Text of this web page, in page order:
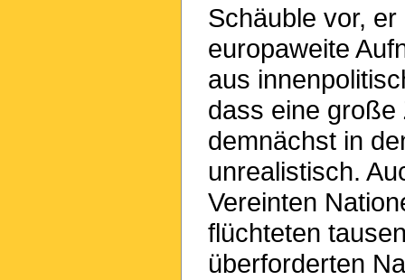
Schäuble vor,
europaweite
aus
dass eine große
demnächst in
unrealistisch.
Vereinten
flüchteten
überforderten